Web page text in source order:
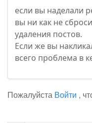
если вы наделали
вы ни как не
удаления постов.
Если же вы
всего проблема в
Пожалуйста Войти ,